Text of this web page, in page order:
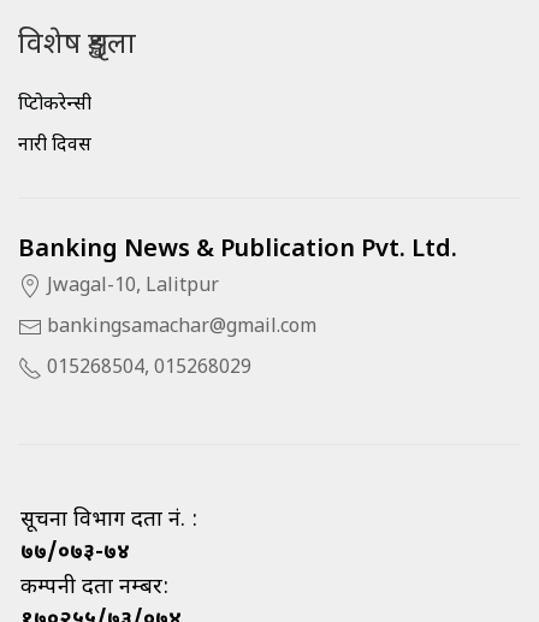
विशेष शृङ्खला
क्रिप्टोकरेन्सी
नारी दिवस
Banking News & Publication Pvt. Ltd.
Jwagal-10, Lalitpur
bankingsamachar@gmail.com
015268504, 015268029
सूचना विभाग दर्ता नं. :
७७/०७३-७४
कम्पनी दर्ता नम्बर: